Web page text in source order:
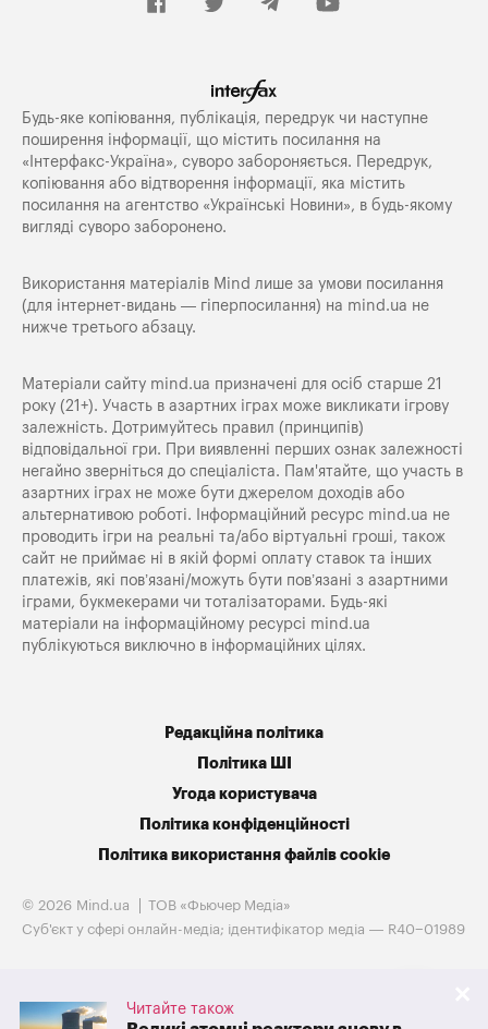
Читайте також
Будь-яке копiювання, публiкацiя, передрук чи наступне
поширення iнформацiї, що мiстить посилання на
«Iнтерфакс-Україна», суворо забороняється. Передрук,
копіювання або відтворення інформації, яка містить
посилання на агентство «Українські Новини», в будь-якому
вигляді суворо заборонено.
Використання матеріалів Mind лише за умови посилання
(для інтернет-видань — гіперпосилання) на mind.ua не
нижче третього абзацу.
Матеріали сайту mind.ua призначені для осіб старше 21
року (21+). Участь в азартних іграх може викликати ігрову
залежність. Дотримуйтесь правил (принципів)
відповідальної гри. При виявленні перших ознак залежності
негайно зверніться до спеціаліста. Пам'ятайте, що участь в
азартних іграх не може бути джерелом доходів або
альтернативою роботі. Інформаційний ресурс mind.ua не
проводить ігри на реальні та/або віртуальні гроші, також
сайт не приймає ні в якій формі оплату ставок та інших
платежів, які пов’язані/можуть бути пов’язані з азартними
іграми, букмекерами чи тоталізаторами. Будь-які
матеріали на інформаційному ресурсі mind.ua
публікуються виключно в інформаційних цілях.
Редакційна політика
Політика ШІ
Угода користувача
Політика конфіденційності
Політика використання файлів cookie
© 2026 Mind.ua
ТОВ «Фьючер Медiа»
Cуб'єкт у сфері онлайн-медіа; ідентифікатор медіа — R40−01989